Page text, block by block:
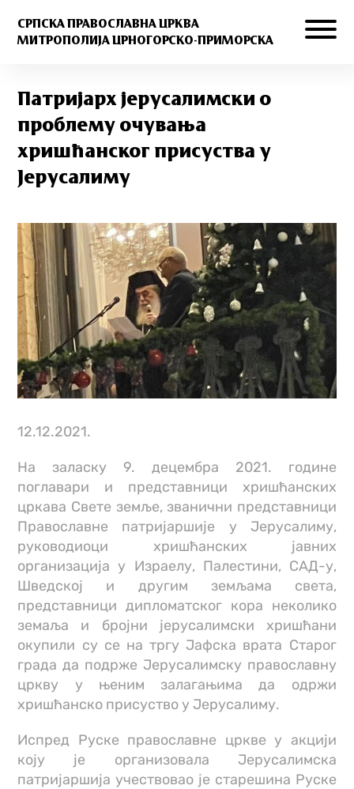
СРПСКА ПРАВОСЛАВНА ЦРКВА
МИТРОПОЛИЈА ЦРНОГОРСКО-ПРИМОРСКА
Патријарх јерусалимски о
проблему очувања
хришћанског присуства у
Јерусалиму
12.12.2021.
На заласку 9. децембра 2021. године
поглавари и представници хришћанских
цркава Свете земље, званични представници
Православне патријаршије у Јерусалиму,
руководиоци хришћанских јавних
организација у Израелу, Палестини, САД-у,
Шведској и другим земљама света,
представници дипломатског кора неколико
земаља и бројни јерусалимски хришћани
окупили су се на тргу Јафска врата Старог
града да подрже Јерусалимску православну
цркву у њеним залагањима да одржи
хришћанско присуство у Јерусалиму.
Испред Руске православне цркве у акцији
коју је организовала Јерусалимска
патријаршија учествовао је старешина Руске